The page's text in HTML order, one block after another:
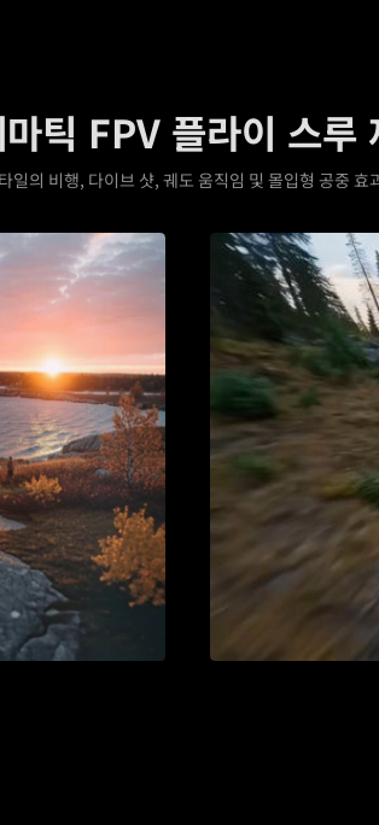
틱 FPV 플라이 스루
의 비행, 다이브 샷, 궤도 움직임 및 몰입형 공중